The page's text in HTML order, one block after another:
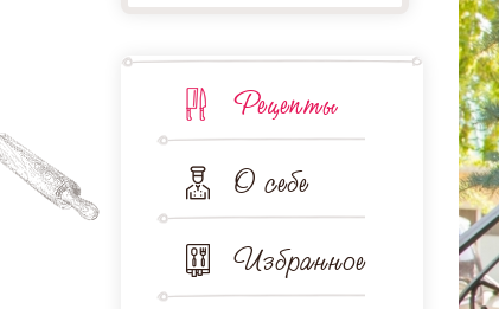
Рецепты
О себе
Избранное